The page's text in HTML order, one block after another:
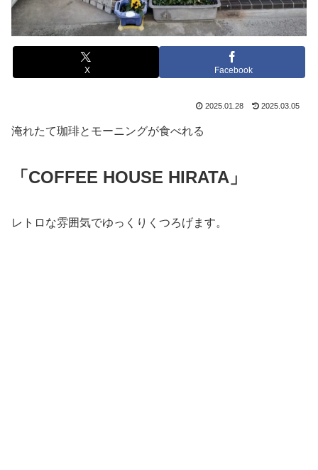
X Facebook
2025.01.28 2025.03.05
淹れたて珈琲とモーニングが食べれる
「COFFEE HOUSE HIRATA」
レトロな雰囲気でゆっくりくつろげます。